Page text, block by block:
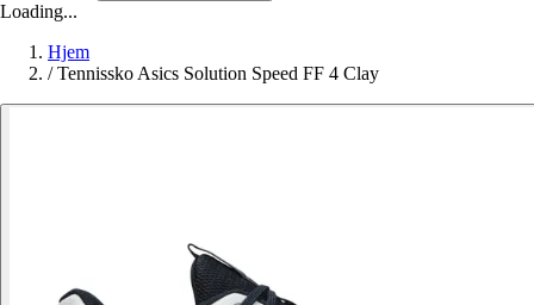
Loading...
Hjem
/ Tennissko Asics Solution Speed FF 4 Clay